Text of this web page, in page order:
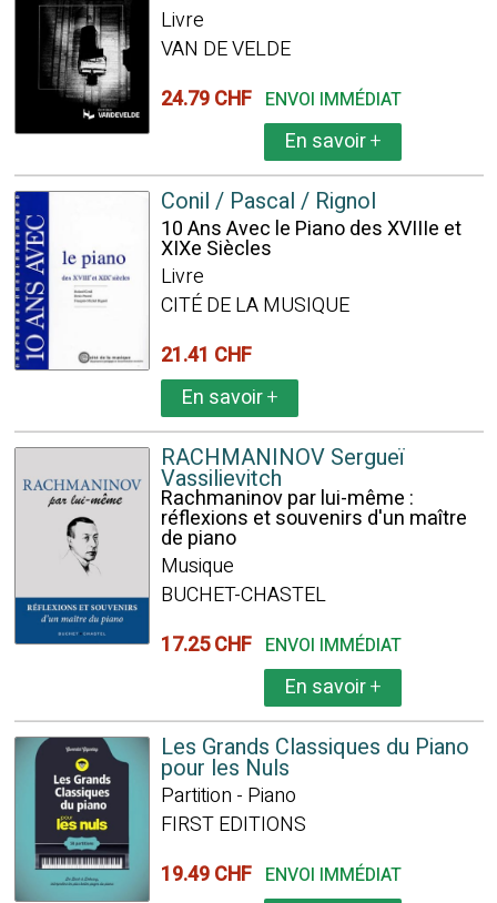
Livre
VAN DE VELDE
24.79 CHF ENVOI IMMÉDIAT
En savoir+
Conil / Pascal / Rignol
10 Ans Avec le Piano des XVIIIe et
XIXe Siècles
Livre
CITÉ DE LA MUSIQUE
21.41 CHF
En savoir+
RACHMANINOV Sergueï
Vassilievitch
Rachmaninov par lui-même :
réflexions et souvenirs d'un maître
de piano
Musique
BUCHET-CHASTEL
17.25 CHF ENVOI IMMÉDIAT
En savoir+
Les Grands Classiques du Piano
pour les Nuls
Partition - Piano
FIRST EDITIONS
19.49 CHF ENVOI IMMÉDIAT